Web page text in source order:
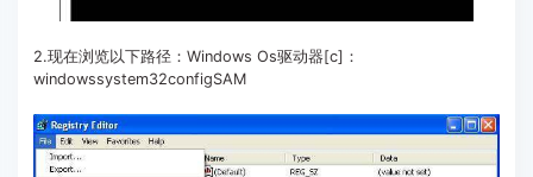
2.现在浏览以下路径：Windows Os驱动器[c]：
windowssystem32configSAM